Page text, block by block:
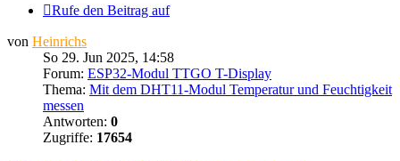
Rufe den Beitrag auf
von Heinrichs
So 29. Jun 2025, 14:58
Forum: ESP32-Modul TTGO T-Display
Thema: Mit dem DHT11-Modul Temperatur und Feuchtigkeit
messen
Antworten: 0
Zugriffe: 17654